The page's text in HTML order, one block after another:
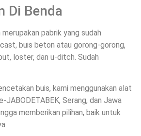
Di Benda
merupakan pabrik yang sudah
buis beton atau gorong-gorong,
loster, dan u-ditch. Sudah
buis, kami menggunakan alat
Serang, dan Jawa
memberikan pilihan, baik untuk